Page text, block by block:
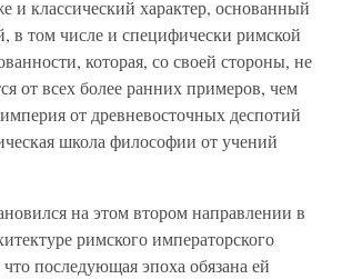
и классический характер, основанный
в том числе и специфически римской
которая, со своей стороны, не
от всех более ранних примеров, чем
от древневосточных деспотий
школа философии от учений
на этом втором направлении в
римского императорского
последующая эпоха обязана ей